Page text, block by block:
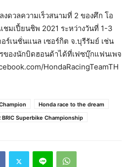
ดวลความเร็วสนามที่ 2 ของศึก โอ
ชมเปี้ยนชิพ 2021 ระหว่างวันที่ 1-3
ร์เนชั่นแนล เซอร์กิต จ.บุรีรัมย์ เช่น
ของนักบิดฮอนด้าได้ที่เฟซบุ๊กแฟนเพจ
HondaRacingTeamTH
Honda race to the dream
BRIC Superbike Championship